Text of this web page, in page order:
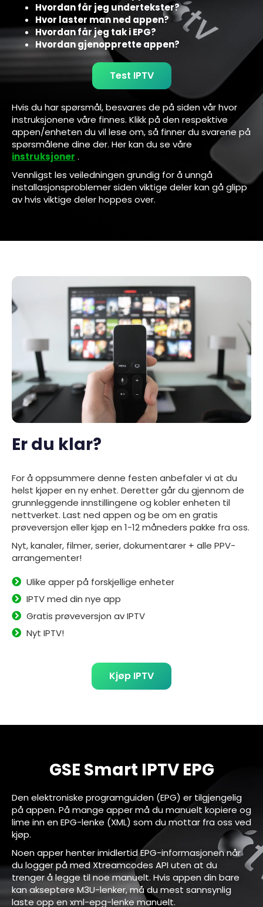
Hvordan får jeg undertekster?
Hvor laster man ned appen?
Hvordan får jeg tak i EPG?
Hvordan gjenopprette appen?
Test IPTV
Hvis du har spørsmål, besvares de på siden vår hvor
instruksjonene våre finnes. Klikk på den respektive
appen/enheten du vil lese om, så finner du svarene på
spørsmålene dine der. Her kan du se våre
instruksjoner .
Vennligst les veiledningen grundig for å unngå
installasjonsproblemer siden viktige deler kan gå glipp
av hvis viktige deler hoppes over.
Er du klar?
For å oppsummere denne festen anbefaler vi at du
helst kjøper en ny enhet. Deretter går du gjennom de
grunnleggende innstillingene og kobler enheten til
nettverket. Last ned appen og be om en gratis
prøveversjon eller kjøp en 1-12 måneders pakke fra oss.
Nyt, kanaler, filmer, serier, dokumentarer + alle PPV-
arrangementer!
Ulike apper på forskjellige enheter
IPTV med din nye app
Gratis prøveversjon av IPTV
Nyt IPTV!
Kjøp IPTV
GSE Smart IPTV EPG
Den elektroniske programguiden (EPG) er tilgjengelig
på appen. På mange apper må du manuelt kopiere og
lime inn en EPG-lenke (XML) som du mottar fra oss ved
kjøp.
Noen apper henter imidlertid EPG-informasjonen når
du logger på med Xtreamcodes API uten at du
trenger å legge til noe manuelt. Hvis appen din bare
kan akseptere M3U-lenker, må du mest sannsynlig
laste opp en xml-epg-lenke manuelt.